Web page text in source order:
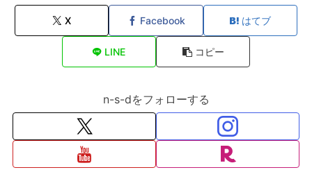
X Facebook はてブ
LINE コピー
n-s-dをフォローする